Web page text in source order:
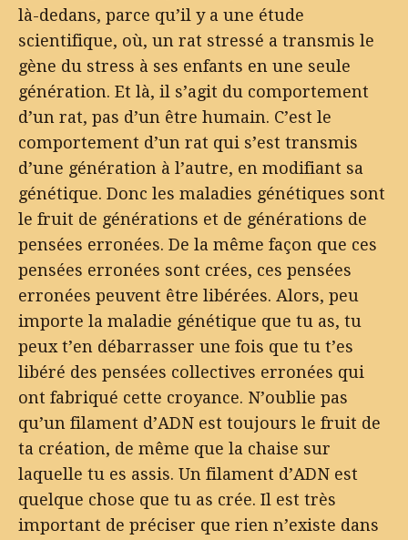
là-dedans, parce qu’il y a une étude
scientifique, où, un rat stressé a transmis le
gène du stress à ses enfants en une seule
génération. Et là, il s’agit du comportement
d’un rat, pas d’un être humain. C’est le
comportement d’un rat qui s’est transmis
d’une génération à l’autre, en modifiant sa
génétique. Donc les maladies génétiques sont
le fruit de générations et de générations de
pensées erronées. De la même façon que ces
pensées erronées sont crées, ces pensées
erronées peuvent être libérées. Alors, peu
importe la maladie génétique que tu as, tu
peux t’en débarrasser une fois que tu t’es
libéré des pensées collectives erronées qui
ont fabriqué cette croyance. N’oublie pas
qu’un filament d’ADN est toujours le fruit de
ta création, de même que la chaise sur
laquelle tu es assis. Un filament d’ADN est
quelque chose que tu as crée. Il est très
important de préciser que rien n’existe dans